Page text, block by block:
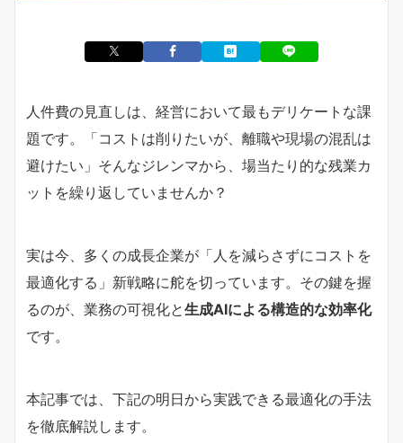
人件費の見直しは、経営において最もデリケートな課
題です。「コストは削りたいが、離職や現場の混乱は
避けたい」そんなジレンマから、場当たり的な残業カ
ットを繰り返していませんか？
実は今、多くの成長企業が「人を減らさずにコストを
最適化する」新戦略に舵を切っています。その鍵を握
るのが、業務の可視化と生成AIによる構造的な効率化
です。
本記事では、下記の明日から実践できる最適化の手法
を徹底解説します。